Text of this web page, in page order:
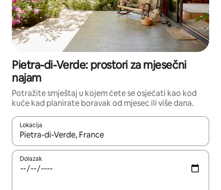
Pietra-di-Verde: prostori za mjesečni
najam
Potražite smještaj u kojem ćete se osjećati kao kod
kuće kad planirate boravak od mjesec ili više dana.
Lokacija
Kada budu dostupni rezultati, moći ćete ih pregledati
Dolazak